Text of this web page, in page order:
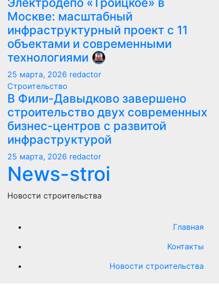
Москве: масштабный
инфраструктурный проект с 11
объектами и современными
технологиями 🚇
25 марта, 2026 redactor
Строительство
В Фили-Давыдково завершено
строительство двух современных
бизнес-центров с развитой
инфраструктурой
25 марта, 2026 redactor
News-stroi
Новости строительства
Главная
Контакты
Новости строительства